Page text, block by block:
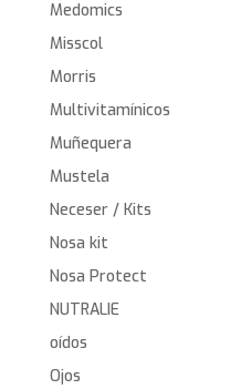
Medomics
Misscol
Morris
Multivitamínicos
Muñequera
Mustela
Neceser / Kits
Nosa kit
Nosa Protect
NUTRALIE
oídos
Ojos